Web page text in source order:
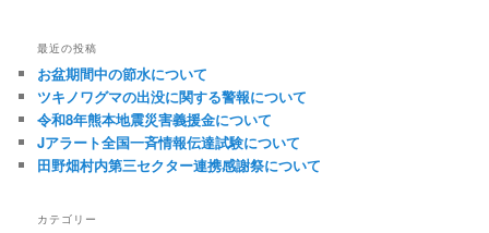
最近の投稿
お盆期間中の節水について
ツキノワグマの出没に関する警報について
令和8年熊本地震災害義援金について
Jアラート全国一斉情報伝達試験について
田野畑村内第三セクター連携感謝祭について
カテゴリー